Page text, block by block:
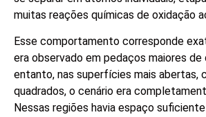
muitas reações químicas de oxidação
Esse comportamento corresponde
era observado em pedaços maiores
entanto, nas superfícies mais abertas,
quadrados, o cenário era
Nessas regiões havia espaço